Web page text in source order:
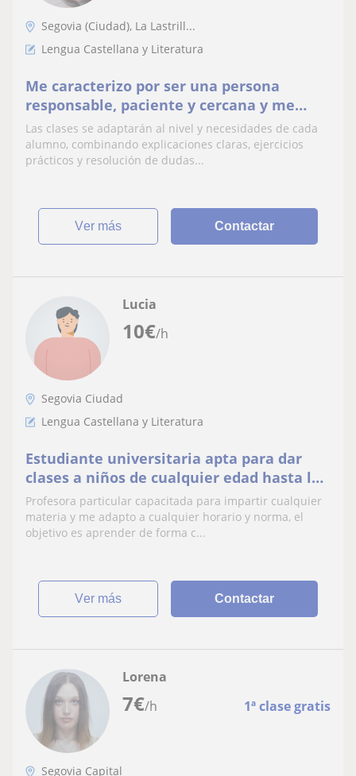
Segovia (Ciudad), La Lastrill...
Lengua Castellana y Literatura
Me caracterizo por ser una persona
responsable, paciente y cercana y me
gustaría dar clases a los alumnos de
primaria y la eso.
Las clases se adaptarán al nivel y necesidades de cada
alumno, combinando explicaciones claras, ejercicios
prácticos y resolución de dudas...
ver más Contactar
10€/h
Lucia
Segovia Ciudad
Lengua Castellana y Literatura
Estudiante universitaria apta para dar
clases a niños de cualquier edad hasta los
18 años
Profesora particular capacitada para impartir cualquier
materia y me adapto a cualquier horario y norma, el
objetivo es aprender de forma c...
ver más Contactar
7€/h 1ª clase gratis
Lorena
Segovia Capital